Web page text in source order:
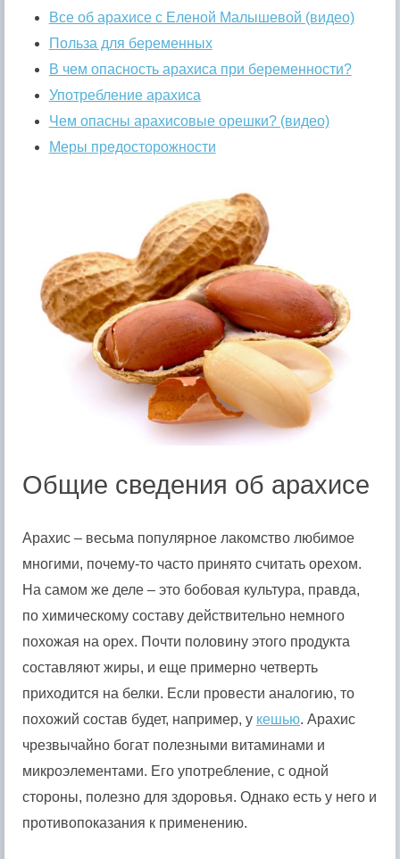
Все об арахисе с Еленой Малышевой (видео)
Польза для беременных
В чем опасность арахиса при беременности?
Употребление арахиса
Чем опасны арахисовые орешки? (видео)
Меры предосторожности
Общие сведения об арахисе
Арахис – весьма популярное лакомство любимое
многими, почему-то часто принято считать орехом.
На самом же деле – это бобовая культура, правда,
по химическому составу действительно немного
похожая на орех. Почти половину этого продукта
составляют жиры, и еще примерно четверть
приходится на белки. Если провести аналогию, то
похожий состав будет, например, у кешью. Арахис
чрезвычайно богат полезными витаминами и
микроэлементами. Его употребление, с одной
стороны, полезно для здоровья. Однако есть у него и
противопоказания к применению.